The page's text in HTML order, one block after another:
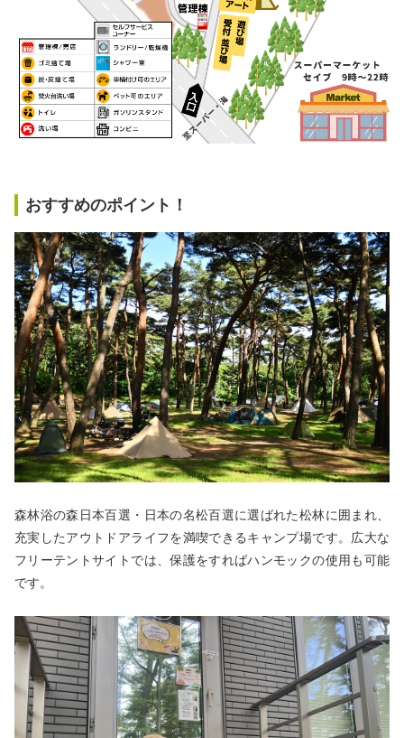
おすすめのポイント！
森林浴の森日本百選・日本の名松百選に選ばれた松林に囲まれ、
充実したアウトドアライフを満喫できるキャンプ場です。広大な
フリーテントサイトでは、保護をすればハンモックの使用も可能
です。